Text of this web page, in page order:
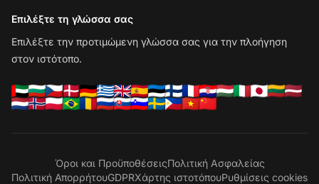
Επιλέξτε τη γλώσσα σας
Επιλέξτε την προτιμώμενη γλώσσα σας για την πλοήγηση
στον ιστότοπο.
Όροι και ΠροϋποθέσειςΠολιτική Ασφαλείας
Πολιτική ΑπορρήτουGDPRΧάρτης ιστοτόπουΡυθμίσεις cookies